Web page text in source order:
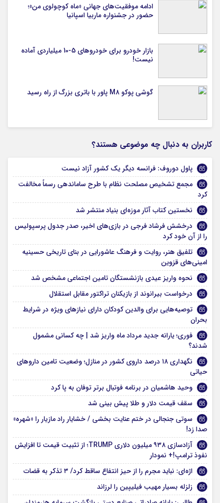
ادامه موفقیت‌های جهانی «ماه کوچولوی من»؛
حضور در جشنواره ماربیا اسپانیا
بازار خودرو برای خودروهای 5-10 میلیاردی آماده
نیست!
گوشی پوکو M۸ پاور با باتری بزرگ از راه رسید
کاربران به دنبال چه موضوعی هستند؟
پاول دوروف: فرانسه دیگر یک کشور آزاد نیست
مجمع تشخیص مصلحت نظام با طرح ساماندهی رسماً مخالفت
کرد
نخستین کتاب آثار موزه‌ای بنیاد منتشر شد
درخشش فرشاد فرجی در بازی‌های اخیر، صدر جدول پرسپولیس
را از آن خود کرد
تلفیق هنر، روایت و فرهنگ عاشورایی در بنای تاریخی حسینیه
امینی‌های قزوین
نحوه واریز عیدی بازنشستگان تامین اجتماعی مشخص شد
درخواست بیرانوند از بازیکنان تراکتور مقابل استقلال
توصیه‌هایی برای والدین کودکان دارای نیازهای ویژه در شرایط
بحران
فوری؛ یارانه جدید مرداد ماه واریز شد | چه کسانی مشمول
شدند؟
نگهداری ۱۸ درصد داروی کشور در منازل؛ وضعیت تامین داروهای
حیاتی
وحید هاشمیان در برنامه فوتبال برتر توفان به پا کرد
سقف قیمت دلار و طلا پیش بینی شد
سوتی جنجالی در ختم عنایت بخشی / خشایار راد مازیار را «شهره»
صدا زد!
آزادسازی ۹۳۸ میلیون دلاری TRUMP؛ از تثبیت قیمت تا افزایش
نفوذ ترامپ!+ نمودار
اژه‌ای: نباید مجرم را از حیز انتفاع ساقط کرد/ ۳ تذکر به قضات
زلزله بسیار مهیب فیلیپین را لرزاند